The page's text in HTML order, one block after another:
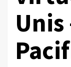
Unis